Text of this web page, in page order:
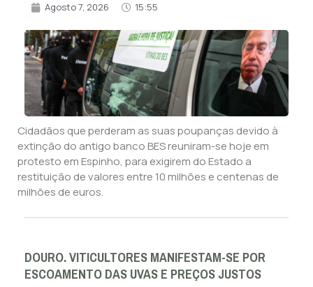
Agosto 7, 2026 15:55
Cidadãos que perderam as suas poupanças devido à
extinção do antigo banco BES reuniram-se hoje em
protesto em Espinho, para exigirem do Estado a
restituição de valores entre 10 milhões e centenas de
milhões de euros.
DOURO. VITICULTORES MANIFESTAM-SE POR
ESCOAMENTO DAS UVAS E PREÇOS JUSTOS